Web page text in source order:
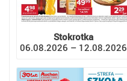
Stokrotka
06.08.2026 – 12.08.2026